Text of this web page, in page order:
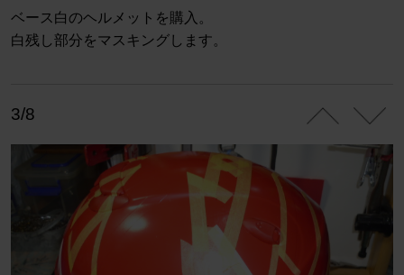
ベース白のヘルメットを購入。
白残し部分をマスキングします。
3/8